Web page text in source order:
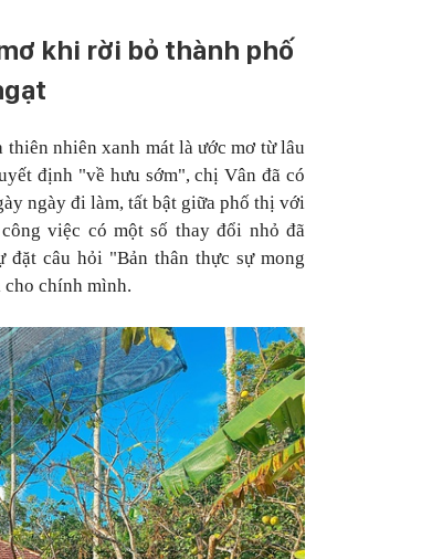
khi rời bỏ thành phố
thiên nhiên xanh mát là ước mơ từ lâu
định "về hưu sớm", chị Vân đã có
ngày đi làm, tất bật giữa phố thị với
việc có một số thay đổi nhỏ đã
câu hỏi "Bản thân thực sự mong
chính mình.